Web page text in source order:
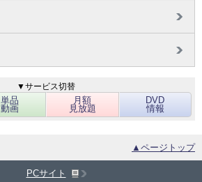
▼サービス切替
単品
動画
月額
見放題
DVD
情報
▲ページトップ
PCサイト